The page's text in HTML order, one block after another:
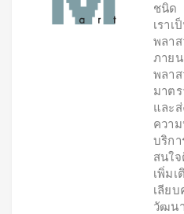
ชนิด
เราเ
พลา
ภาย
พลา
มาต
และ
ควา
บริกา
สนใ
เพิ่ม
เลีย
วัฒน